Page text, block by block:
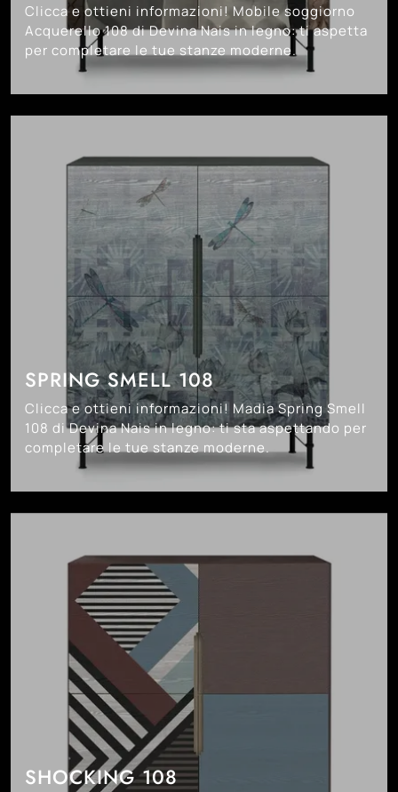
Clicca e ottieni informazioni! Mobile soggiorno
Acquerello 108 di Devina Nais in legno: ti aspetta
per completare le tue stanze moderne.
SPRING SMELL 108
Clicca e ottieni informazioni! Madia Spring Smell
108 di Devina Nais in legno: ti sta aspettando per
completare le tue stanze moderne.
SHOCKING 108